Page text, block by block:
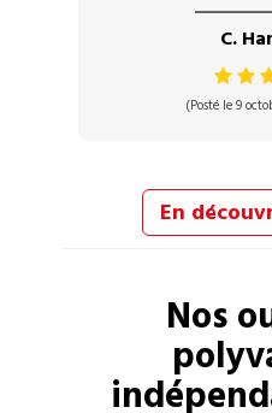
C.
(Posté le 9
En
Nos